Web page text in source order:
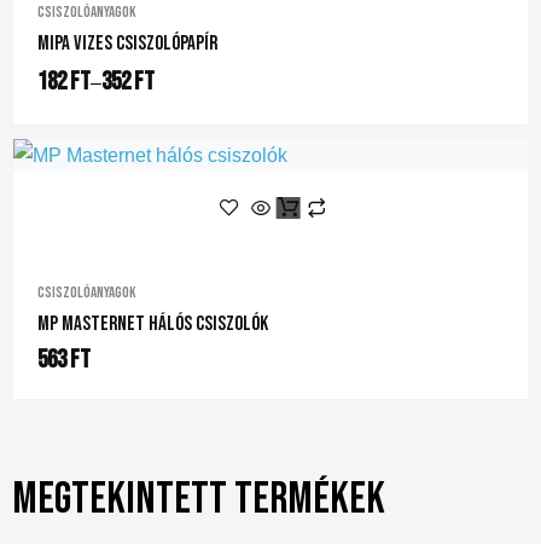
Csiszolóanyagok
Mipa Vizes Csiszolópapír
182Ft–352Ft
Csiszolóanyagok
MP Masternet Hálós Csiszolók
563Ft
Megtekintett termékek